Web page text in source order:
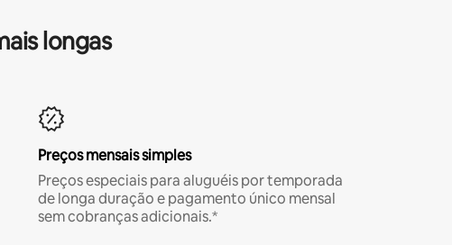
longas
Preços mensais simples
Preços especiais para aluguéis por temporada
de longa duração e pagamento único mensal
sem cobranças adicionais.*